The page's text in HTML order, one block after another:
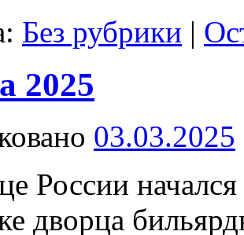
Без рубрики |
2025
03.03.2025
России
дворца